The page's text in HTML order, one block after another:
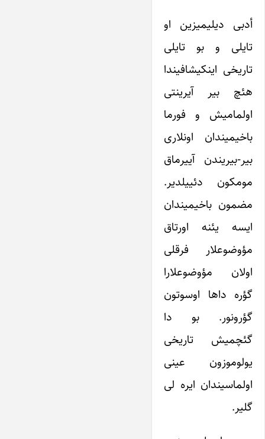
أدبی دیلیمیزین او
تایلی و بو تایلی
تاریخی اینکیشافیندا
هئچ بیر آیرینتی
اولمامیش و فورما
باخیمیندان اونلاری
بیر-بیریندن آییرماق
مومکون دئییلدیر.
مضمون باخیمیندان
ایسه یئنه اورتاق
مؤوضوعلار فرقلی
اولان مؤوضوعلارا
گؤره داها اوسوتون
گؤرونور. بو دا
گئچمیش تاریخی
یولوموزون عینی
اولماسیندان ایره لی
گلیر.